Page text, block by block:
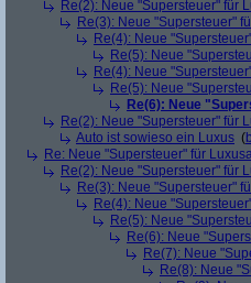
Re(2): Neue "Supersteuer" für
Re(3): Neue "Supersteuer"
Re(4): Neue
Re(5): Neue
Re(4): Neue
Re(5): Neue
Re(6): Neue
Re(2): Neue "Supersteuer" für
Auto ist sowieso ein Luxus (
Re: Neue "Supersteuer" für
Re(2): Neue "Supersteuer" für
Re(3): Neue "Supersteuer"
Re(4): Neue
Re(5): Neue
Re(6): Neue
Re(7): Neue
Re(8): Neue